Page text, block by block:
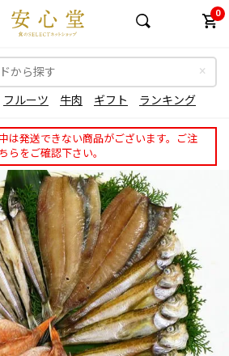
0
フルーツ 牛肉 ギフト ランキング
は発送できない商品がございます。ご注
らをご確認下さい。